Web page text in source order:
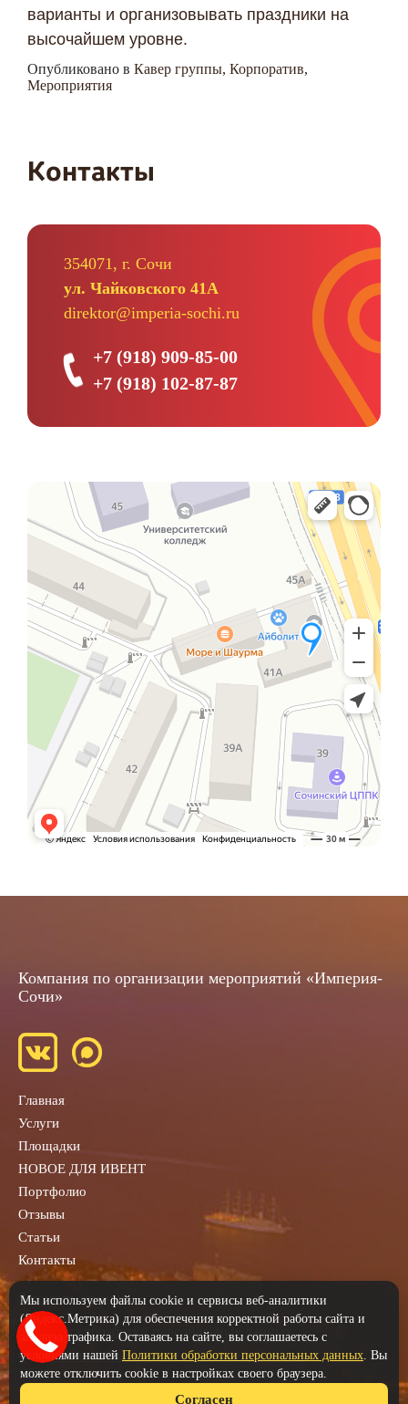
варианты и организовывать праздники на
высочайшем уровне.
Опубликовано в Кавер группы, Корпоратив,
Мероприятия
Контакты
354071, г. Сочи
ул. Чайковского 41А
direktor@imperia-sochi.ru
+7 (918) 909-85-00
+7 (918) 102-87-87
Компания по организации мероприятий «Империя-
Сочи»
Главная
Услуги
Площадки
НОВОЕ ДЛЯ ИВЕНТ
Портфолио
Отзывы
Статьи
Контакты
Заказать звонок
Политика обработки персональных данных
Согласие на обработку персональных данных
Мы используем файлы cookie и сервисы веб-аналитики
(Яндекс.Метрика) для обеспечения корректной работы сайта и
анализа трафика. Оставаясь на сайте, вы соглашаетесь с
условиями нашей Политики обработки персональных данных. Вы
можете отключить cookie в настройках своего браузера.
Согласен